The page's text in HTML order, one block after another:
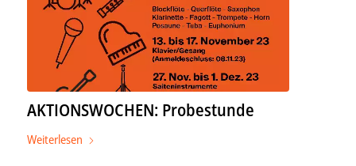
AKTIONSWOCHEN: Probestunde
Weiterlesen